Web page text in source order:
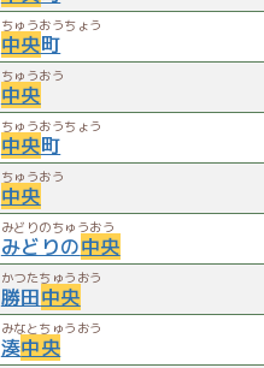
ちゅうおうちょう
中央町
ちゅうおう
中央
ちゅうおうちょう
中央町
ちゅうおう
中央
みどりのちゅうおう
みどりの中央
かつたちゅうおう
勝田中央
みなとちゅうおう
湊中央